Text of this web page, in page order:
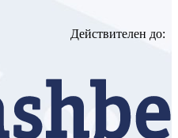
Действителен до: